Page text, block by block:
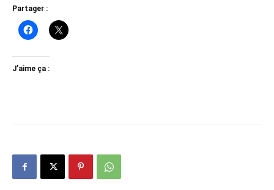
Partager :
J’aime ça :